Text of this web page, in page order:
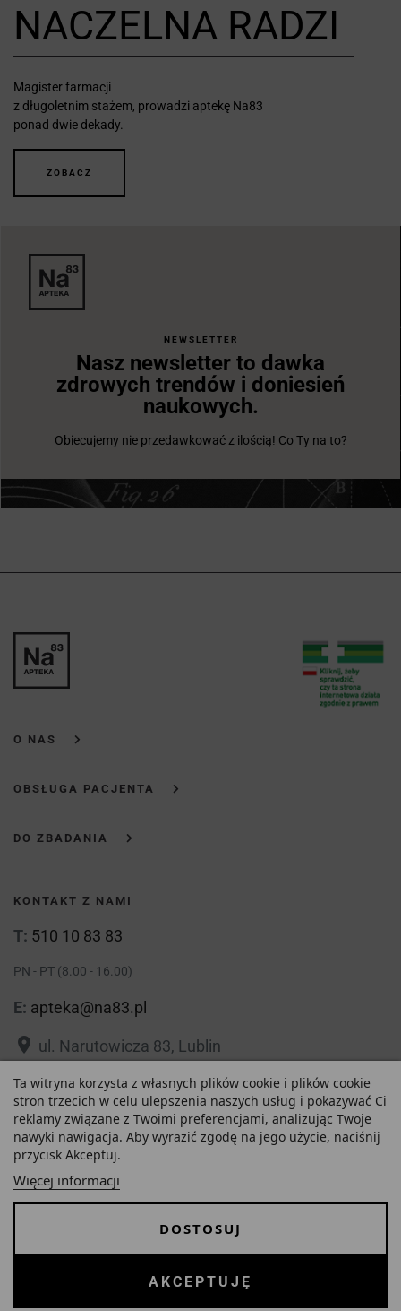
46,10 zł
- +
DODAJ DO KOSZYKA
NACZELNA RADZI
Magister farmacji
z długoletnim stażem, prowadzi aptekę Na83
ponad dwie dekady.
ZOBACZ
NEWSLETTER
Nasz newsletter to dawka
zdrowych trendów i doniesień
naukowych.
Obiecujemy nie przedawkować z ilością! Co Ty na to?
O NAS
OBSŁUGA PACJENTA
DO ZBADANIA
KONTAKT Z NAMI
T: 510 10 83 83
PN - PT (8.00 - 16.00)
E: apteka@na83.pl
place ul. Narutowicza 83, Lublin
placeul. 1 Maja 36, Lublin
Ta witryna korzysta z własnych plików cookie i plików cookie
stron trzecich w celu ulepszenia naszych usług i pokazywać Ci
reklamy związane z Twoimi preferencjami, analizując Twoje
nawyki nawigacja. Aby wyrazić zgodę na jego użycie, naciśnij
przycisk Akceptuj.
Więcej informacji
DOSTOSUJ
AKCEPTUJĘ
O nas Zezwolenie
FAQ
Copyrights © 2026 Internetowa Apteka Na83. Wszystkie prawa